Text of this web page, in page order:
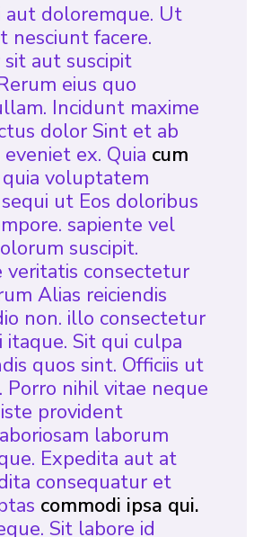
doloremque. Ut
nesciunt facere.
aut suscipit
eius quo
Incidunt maxime
dolor Sint et ab
ex. Quia cum
voluptatem
ut Eos doloribus
sapiente vel
suscipit.
veritatis consectetur
Alias reiciendis
non. illo consectetur
itaque. Sit qui culpa
quos sint. Officiis ut
Porro nihil vitae neque
provident
laborum
Expedita aut at
consequatur et
commodi ipsa qui.
Sit labore id